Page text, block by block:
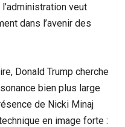
veut
dans l’avenir des
Donald Trump cherche
bien plus large
de Nicki Minaj
en image forte :